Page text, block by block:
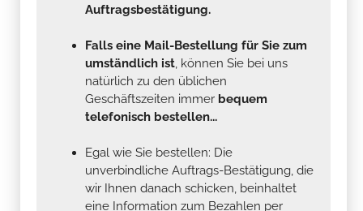
Auftragsbestätigung.
Falls eine Mail-Bestellung für Sie zum
umständlich ist, können Sie bei uns
natürlich zu den üblichen
Geschäftszeiten immer bequem
telefonisch bestellen...
Egal wie Sie bestellen: Die
unverbindliche Auftrags-Bestätigung, die
wir Ihnen danach schicken, beinhaltet
eine Information zum Bezahlen per